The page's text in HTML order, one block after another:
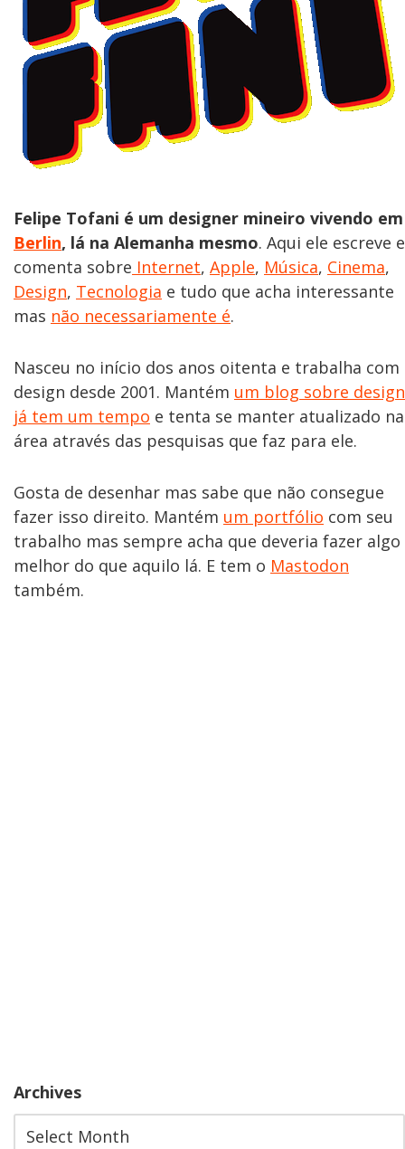
Felipe Tofani é um designer mineiro vivendo em
Berlin, lá na Alemanha mesmo. Aqui ele escreve e
comenta sobre Internet, Apple, Música, Cinema,
Design, Tecnologia e tudo que acha interessante
mas não necessariamente é.
Nasceu no início dos anos oitenta e trabalha com
design desde 2001. Mantém um blog sobre design
já tem um tempo e tenta se manter atualizado na
área através das pesquisas que faz para ele.
Gosta de desenhar mas sabe que não consegue
fazer isso direito. Mantém um portfólio com seu
trabalho mas sempre acha que deveria fazer algo
melhor do que aquilo lá. E tem o Mastodon
também.
Archives